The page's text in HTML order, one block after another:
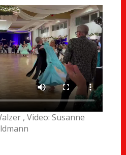
, Video: Susanne